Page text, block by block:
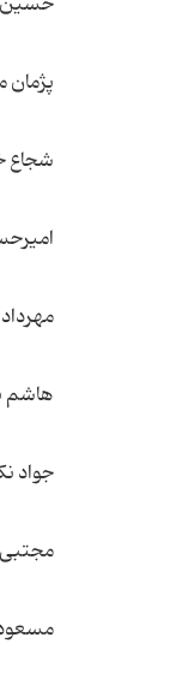
پژمان
شجاع
مهرداد
هاشم
جواد
مجتبی
مسعود